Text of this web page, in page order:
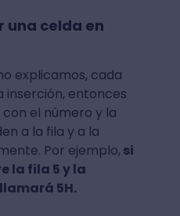
una celda en
explicamos, cada
inserción, entonces
el número y la
a la fila y a la
Por ejemplo, si
la fila 5 y la
5H.